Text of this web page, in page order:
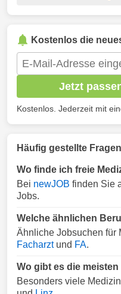
Kostenlos die
Jetzt
Kostenlos. Jederzeit mit
Häufig gestellte Fragen
Wo finde ich freie
Bei newJOB finden Sie
Jobs.
Welche ähnlichen
Ähnliche Jobsuchen für
Facharztund FA.
Wo gibt es die
Besonders viele